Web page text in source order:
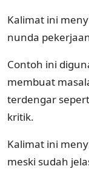
Kalimat ini
nunda
Contoh ini
membuat
terdengar
kritik.
Kalimat ini
meski sudah